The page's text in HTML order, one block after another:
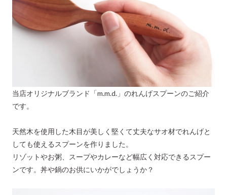
当店オリジナルブランド「m.m.d.」のれんげスプーンのご紹介
です。
天然木を使用した木目が美しく堅くて丈夫なサオ材でれんげと
しても使えるスプーンを作りました。
リゾットやお粥、スープやカレーなど幅広く対応できるスプー
ンです。丼や鍋のお供にいかがでしょうか？